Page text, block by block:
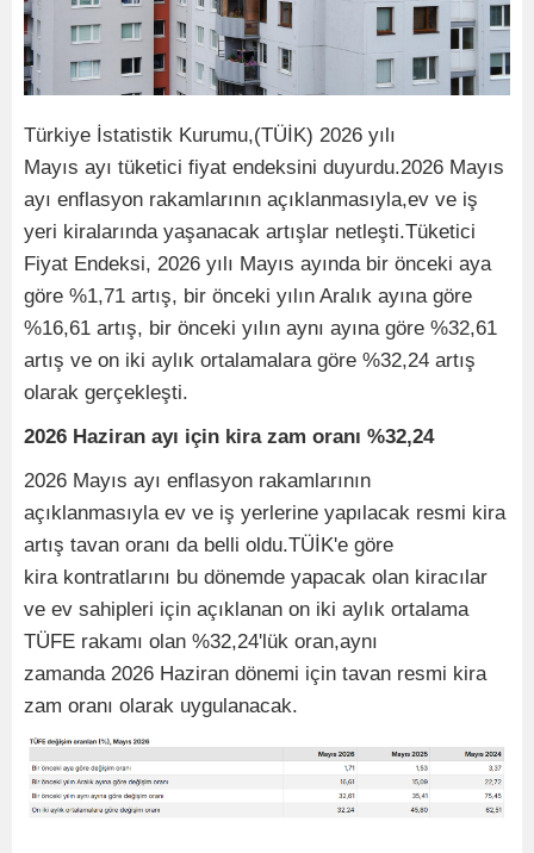
Türkiye İstatistik Kurumu,(TÜİK) 2026 yılı
Mayıs ayı tüketici fiyat endeksini duyurdu.2026 Mayıs
ayı enflasyon rakamlarının açıklanmasıyla,ev ve iş
yeri kiralarında yaşanacak artışlar netleşti.Tüketici
Fiyat Endeksi, 2026 yılı Mayıs ayında bir önceki aya
göre %1,71 artış, bir önceki yılın Aralık ayına göre
%16,61 artış, bir önceki yılın aynı ayına göre %32,61
artış ve on iki aylık ortalamalara göre %32,24 artış
olarak gerçekleşti.
2026 Haziran ayı için kira zam oranı %32,24
2026 Mayıs ayı enflasyon rakamlarının
açıklanmasıyla ev ve iş yerlerine yapılacak resmi kira
artış tavan oranı da belli oldu.TÜİK'e göre
kira kontratlarını bu dönemde yapacak olan kiracılar
ve ev sahipleri için açıklanan on iki aylık ortalama
TÜFE rakamı olan %32,24'lük oran,aynı
zamanda 2026 Haziran dönemi için tavan resmi kira
zam oranı olarak uygulanacak.